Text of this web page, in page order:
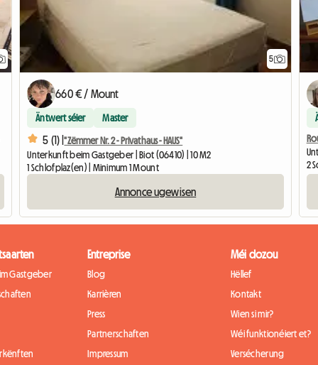
5
660 € / Mount
Äntwert séier Master
5 (1) |"Zëmmer Nr. 2 - Privathaus - HAUS"
Unterkunft beim Gastgeber | Biot (06410) | 10 M2
1 Schlofplaz(en) | Minimum 1 Mount
Annonce ugewisen
2
Gastgeber
Entreprise
Blog
Karrièren
Press
Partnerschaften
Impressum
Méi dozou
Hëllef
Kontakt
Wien si mir?
Wéi funktionéiert et?
Versécherung